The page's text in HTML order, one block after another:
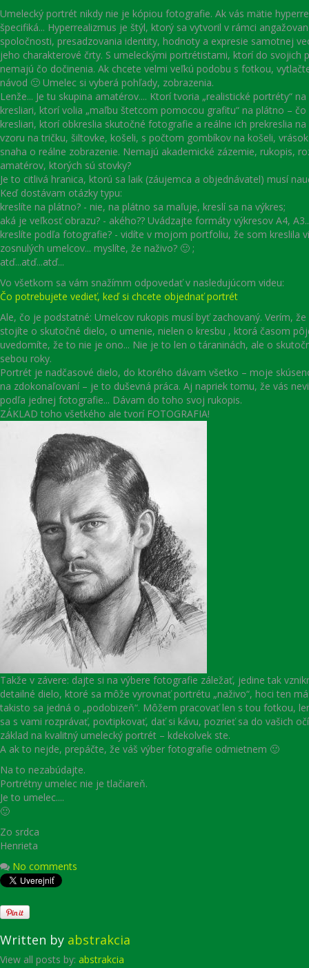
Umelecký portrét nikdy nie je kópiou fotografie. Ak vás mätie
špecifiká... Hyperrealizmus je štýl, ktorý sa vytvoril v rámci
spoločnosti, presadzovania identity, hodnoty a expresie samotnej
jeho charakterové črty. S umeleckými portrétistami, ktorí do svojich
nemajú čo dočinenia. Ak chcete velmi veľkú podobu s fotkou,
návod 🙂 Umelec si vyberá pohľady, zobrazenia.
Lenže... Je tu skupina amatérov.... Ktorí tvoria „realistické portréty“
kresliari, ktorí volia „maľbu štetcom pomocou grafitu“ na plátno –
kresliari, ktorí obkreslia skutočné fotografie a reálne ich prekreslia
vzoru na tričku, šiltovke, košeli, s počtom gombíkov na košeli,
snaha o reálne zobrazenie. Nemajú akademické zázemie, rukopis,
amatérov, ktorých sú stovky?
Je to citlivá hranica, ktorú sa laik (záujemca a objednávatel) musí
Keď dostávam otázky typu:
kreslíte na plátno? - nie, na plátno sa maľuje, kreslí sa na výkres;
aká je veľkosť obrazu? - akého?? Uvádzajte formáty výkresov A4,
kreslíte podľa fotografie? - vidíte v mojom portfoliu, že som kreslila
zosnulých umelcov... myslíte, že naživo? 🙂 ;
atď...atď...atď...
Vo všetkom sa vám snažímm odpovedať v nasledujúcom videu:
Čo potrebujete vedieť, keď si chcete objednať portrét
Ale, čo je podstatné: Umelcov rukopis musí byť zachovaný. Verím,
stojíte o skutočné dielo, o umenie, nielen o kresbu , ktorá časom
uvedomíte, že to nie je ono... Nie je to len o táraninách, ale o
sebou roky.
Portrét je nadčasové dielo, do ktorého dávam všetko – moje
na zdokonaľovaní – je to duševná práca. Aj napriek tomu, že vás
podľa jednej fotografie... Dávam do toho svoj rukopis.
ZÁKLAD toho všetkého ale tvorí FOTOGRAFIA!
Takže v závere: dajte si na výbere fotografie záležať, jedine tak
detailné dielo, ktoré sa môže vyrovnať portrétu „naživo“, hoci ten
takisto sa jedná o „podobizeň“. Môžem pracovať len s tou fotkou,
sa s vami rozprávať, povtipkovať, dať si kávu, pozrieť sa do vašich
základ na kvalitný umelecký portrét – kdekolvek ste.
A ak to nejde, prepáčte, že váš výber fotografie odmietnem 🙂
Na to nezabúdajte.
Portrétny umelec nie je tlačiareň.
Je to umelec....
🙂
Zo srdca
Henrieta
No comments
Written by abstrakcia
View all posts by: abstrakcia